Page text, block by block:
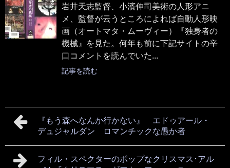
岩井天志監督、小濱伸司美術の人形アニ
メ、監督が云うところによれば自動人形映
画（オートマタ・ムーヴィー）『独身者の
機械』を見た。何年も前に下記サイトの辛
口コメントを読んでいた...
記事を読む
『もう森へなんか行かない』 エドゥアール・
デュジャルダン ロマンチックな愚か者
フィル・スペクターのポップなクリスマス･アル